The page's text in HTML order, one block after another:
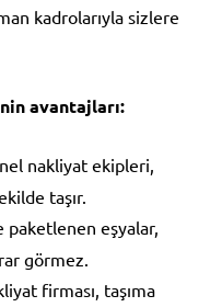
kadrolarıyla sizlere
avantajları:
nakliyat ekipleri,
taşır.
paketlenen eşyalar,
görmez.
firması, taşıma